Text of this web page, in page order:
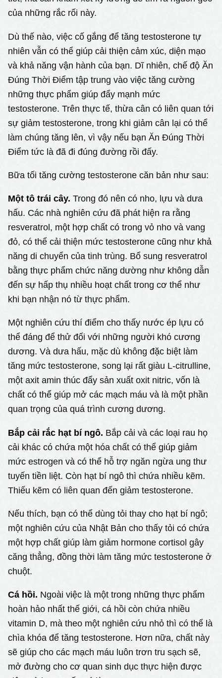
của những rắc rối này.
Dù thế nào, việc cố gắng để tăng testosterone tự
nhiên vẫn có thể giúp cải thiện cảm xúc, diện mạo
và khả năng vận hành của bạn. Dĩ nhiên, chế độ Ăn
Đúng Thời Điểm tập trung vào việc tăng cường
những thực phẩm giúp đẩy mạnh mức
testosterone. Trên thực tế, thừa cân có liên quan tới
sự giảm testosterone, trong khi giảm cân lại có thể
làm chúng tăng lên, vì vậy nếu bạn Ăn Đúng Thời
Điểm tức là đã đi đúng đường rồi đấy.
Bữa tối tăng cường testosterone căn bản như sau:
Một tô trái cây.Trong đó nên có nho, lựu và dưa
hấu. Các nhà nghiên cứu đã phát hiện ra rằng
resveratrol, một hợp chất có trong vỏ nho và vang
đỏ, có thể cải thiện mức testosterone cũng như khả
năng di chuyển của tinh trùng. Bổ sung resveratrol
bằng thực phẩm chức năng dường như không dẫn
đến sự hấp thụ nhiều hoạt chất trong cơ thể như
khi bạn nhận nó từ thực phẩm.
Một nghiên cứu thí điểm cho thấy nước ép lựu có
thể đáng để thử đối với những người khó cương
dương. Và dưa hấu, mặc dù không đặc biệt làm
tăng mức testosterone, song lại rất giàu L-citrulline,
một axit amin thúc đẩy sản xuất oxit nitric, vốn là
chất có thể giúp mở các mạch máu và là một phần
quan trọng của quá trình cương dương.
Bắp cải rắc hạt bí ngô. Bắp cải và các loại rau họ
cải khác có chứa một hóa chất có thể giúp giảm
mức estrogen và có thể hỗ trợ ngăn ngừa ung thư
tuyến tiền liệt. Còn hạt bí ngô thì chứa nhiều kẽm.
Thiếu kẽm có liên quan đến giảm testosterone.
Nếu thích, bạn có thể dùng tỏi thay cho hạt bí ngô;
một nghiên cứu của Nhật Bản cho thấy tỏi có chứa
một hợp chất giúp làm giảm hormone cortisol gây
căng thẳng, đồng thời làm tăng mức testosterone ở
chuột.
Cá hồi. Ngoài việc là một trong những thực phẩm
hoàn hảo nhất thế giới, cá hồi còn chứa nhiều
vitamin D, mà theo một nghiên cứu nhỏ thì có thể là
chìa khóa để tăng testosterone. Hơn nữa, chất này
sẽ giúp cho các mạch máu luôn trơn tru sạch sẽ,
mở đường cho cơ quan sinh dục thực hiện được